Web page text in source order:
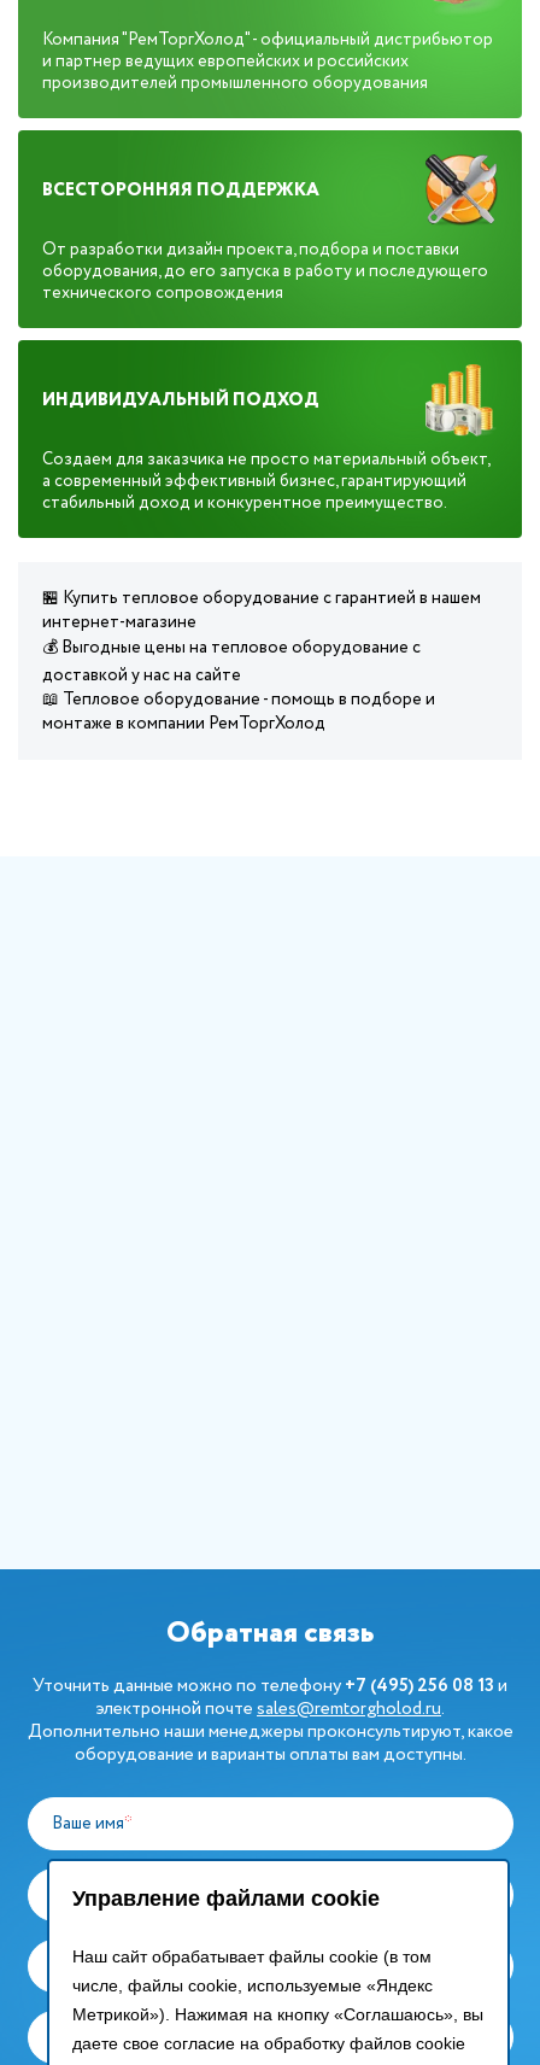
Управление файлами cookie
Наш сайт обрабатывает файлы cookie (в том
числе, файлы cookie, используемые «Яндекс
Метрикой»). Нажимая на кнопку «Соглашаюсь», вы
даете свое согласие на обработку файлов cookie
Компания "РемТоргХолод" - официальный дистрибьютор
и партнер ведущих европейских и российских
производителей промышленного оборудования
ВСЕСТОРОННЯЯ ПОДДЕРЖКА
От разработки дизайн проекта, подбора и поставки
оборудования, до его запуска в работу и последующего
технического сопровождения
ИНДИВИДУАЛЬНЫЙ ПОДХОД
Создаем для заказчика не просто материальный объект,
а современный эффективный бизнес, гарантирующий
стабильный доход и конкурентное преимущество.
🏪 Купить тепловое оборудование с гарантией в нашем
интернет-магазине
💰 Выгодные цены на тепловое оборудование с
доставкой у нас на сайте
📖 Тепловое оборудование - помощь в подборе и
монтаже в компании РемТоргХолод
Обратная связь
Уточнить данные можно по телефону+7 (495) 256 08 13и
электронной почтеsales@remtorgholod.ru.
Дополнительно наши менеджеры проконсультируют, какое
оборудование и варианты оплаты вам доступны.
Ваше имя*
Компания*
Ваш email*
Контактный телефон